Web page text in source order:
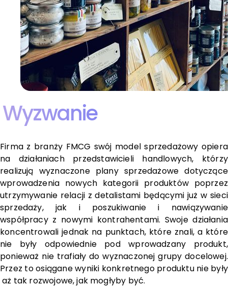
Wyzwanie
Firma z branży FMCG swój model sprzedażowy opiera
na działaniach przedstawicieli handlowych, którzy
realizują wyznaczone plany sprzedażowe dotyczące
wprowadzenia nowych kategorii produktów poprzez
utrzymywanie relacji z detalistami będącymi już w sieci
sprzedaży, jak i poszukiwanie i nawiązywanie
współpracy z nowymi kontrahentami. Swoje działania
koncentrowali jednak na punktach, które znali, a które
nie były odpowiednie pod wprowadzany produkt,
ponieważ nie trafiały do wyznaczonej grupy docelowej.
Przez to osiągane wyniki konkretnego produktu nie były
aż tak rozwojowe, jak mogłyby być.